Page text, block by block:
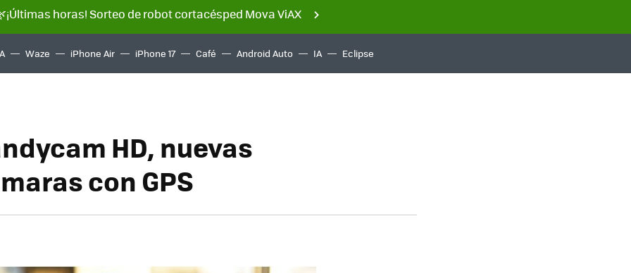
horas! Sorteo de robot cortacésped Mova ViAX
Waze iPhone Air iPhone 17 Café Android Auto IA Eclipse
HD, nuevas
con GPS